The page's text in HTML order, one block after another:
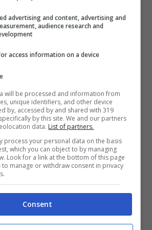
anche per loro.”
advertising and content, advertising and
audience research and
access information on a device
will be processed and information from
unique identifiers, and other device
by, accessed by and shared with 319
by this site. We and our partners
data. List of partners.
process your personal data on the basis
which you can object to by managing
Look for a link at the bottom of this page
to manage or withdraw consent in privacy
Consent